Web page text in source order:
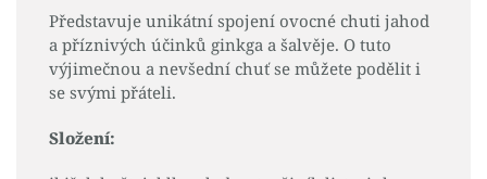
Představuje unikátní spojení ovocné chuti jahod
a příznivých účinků ginkga a šalvěje. O tuto
výjimečnou a nevšední chuť se můžete podělit i
se svými přáteli.
Složení: